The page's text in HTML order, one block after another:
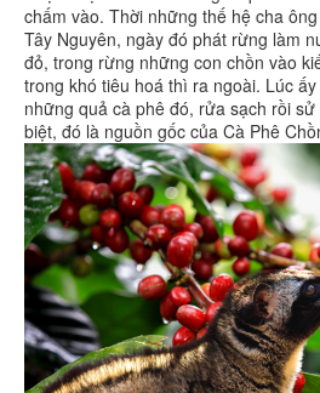
chấm vào. Thời những thế hệ cha
Tây Nguyên, ngày đó phát rừng làm
đỏ, trong rừng những con chồn vào
trong khó tiêu hoá thì ra ngoài. Lúc
những quả cà phê đó, rửa sạch rồi
biệt, đó là nguồn gốc của Cà Phê